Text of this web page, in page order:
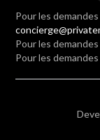
Pour les
Pour les
Pour les